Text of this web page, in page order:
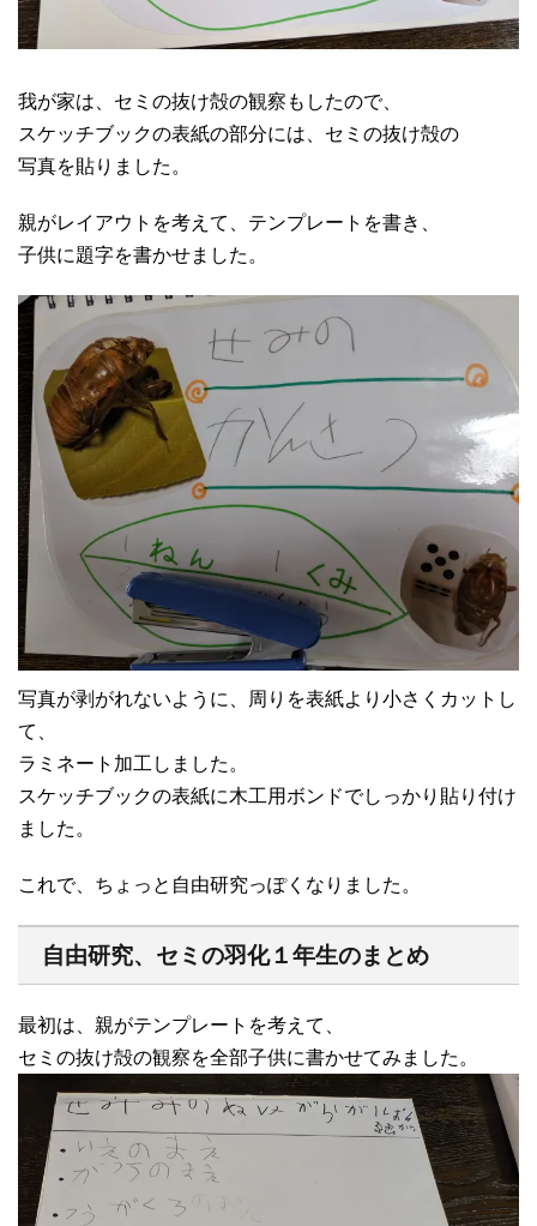
我が家は、セミの抜け殻の観察もしたので、
スケッチブックの表紙の部分には、セミの抜け殻の
写真を貼りました。
親がレイアウトを考えて、テンプレートを書き、
子供に題字を書かせました。
写真が剥がれないように、周りを表紙より小さくカットし
て、
ラミネート加工しました。
スケッチブックの表紙に木工用ボンドでしっかり貼り付け
ました。
これで、ちょっと自由研究っぽくなりました。
自由研究、セミの羽化１年生のまとめ
最初は、親がテンプレートを考えて、
セミの抜け殻の観察を全部子供に書かせてみました。